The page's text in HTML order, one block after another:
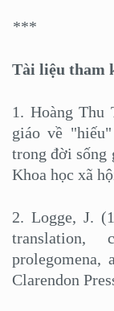
***
Tài liệu tham
1. Hoàng Thu
giáo về
trong đời sống
Khoa học xã
2. Logge, J.
translation,
prolegomena,
Clarendon